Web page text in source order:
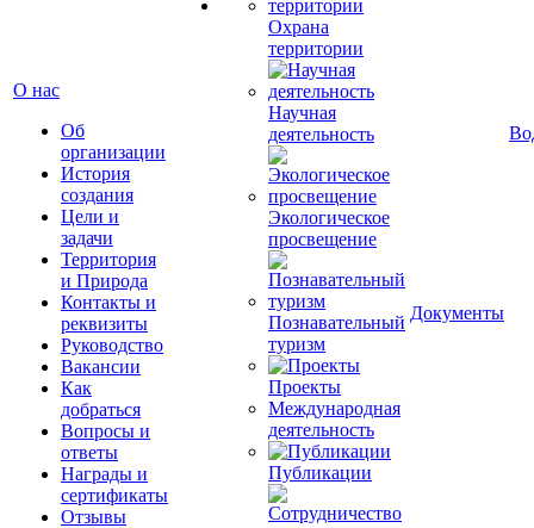
О нас
Об
организации
История
создания
Цели и
задачи
Территория
и Природа
Контакты и
реквизиты
Руководство
Вакансии
Как
добраться
Вопросы и
ответы
Награды и
сертификаты
Отзывы
Охрана
территории
Научная
деятельность
Экологическое
просвещение
Познавательный
туризм
Проекты
Международная
деятельность
Публикации
Документы